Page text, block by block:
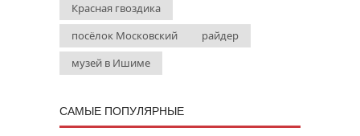
Красная гвоздика
посёлок Московский
райдер
музей в Ишиме
САМЫЕ ПОПУЛЯРНЫЕ